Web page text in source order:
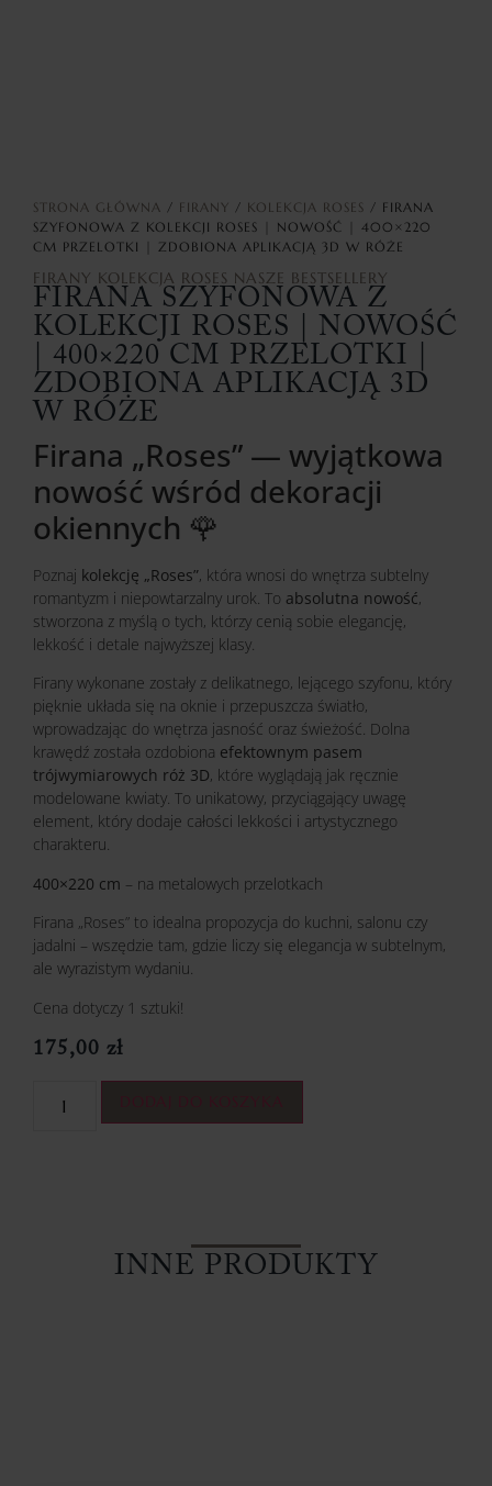
STRONA GŁÓWNA / FIRANY / KOLEKCJA ROSES / FIRANA
SZYFONOWA Z KOLEKCJI ROSES | NOWOŚĆ | 400×220
CM PRZELOTKI | ZDOBIONA APLIKACJĄ 3D W RÓŻE
FIRANY KOLEKCJA ROSES NASZE BESTSELLERY
FIRANA SZYFONOWA Z
KOLEKCJI ROSES | NOWOŚĆ
| 400×220 CM PRZELOTKI |
ZDOBIONA APLIKACJĄ 3D
W RÓŻE
Firana „Roses” — wyjątkowa
nowość wśród dekoracji
okiennych 🌹
Poznaj kolekcję „Roses”, która wnosi do wnętrza subtelny
romantyzm i niepowtarzalny urok. To absolutna nowość,
stworzona z myślą o tych, którzy cenią sobie elegancję,
lekkość i detale najwyższej klasy.
Firany wykonane zostały z delikatnego, lejącego szyfonu, który
pięknie układa się na oknie i przepuszcza światło,
wprowadzając do wnętrza jasność oraz świeżość. Dolna
krawędź została ozdobiona efektownym pasem
trójwymiarowych róż 3D, które wyglądają jak ręcznie
modelowane kwiaty. To unikatowy, przyciągający uwagę
element, który dodaje całości lekkości i artystycznego
charakteru.
400×220 cm – na metalowych przelotkach
Firana „Roses” to idealna propozycja do kuchni, salonu czy
jadalni – wszędzie tam, gdzie liczy się elegancja w subtelnym,
ale wyrazistym wydaniu.
Cena dotyczy 1 sztuki!
175,00 zł
INNE PRODUKTY